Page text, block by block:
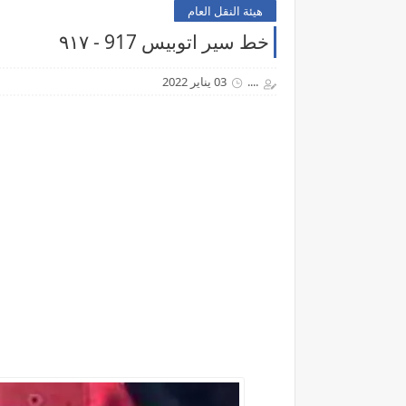
هيئة النقل العام
خط سير اتوبيس 917 - ٩١٧
.... 03 يناير 2022